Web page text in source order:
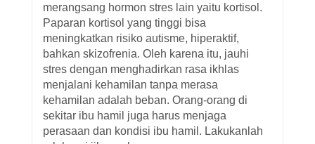
merangsang hormon stres lain yaitu kortisol.
Paparan kortisol yang tinggi bisa
meningkatkan risiko autisme, hiperaktif,
bahkan skizofrenia. Oleh karena itu, jauhi
stres dengan menghadirkan rasa ikhlas
menjalani kehamilan tanpa merasa
kehamilan adalah beban. Orang-orang di
sekitar ibu hamil juga harus menjaga
perasaan dan kondisi ibu hamil. Lakukanlah